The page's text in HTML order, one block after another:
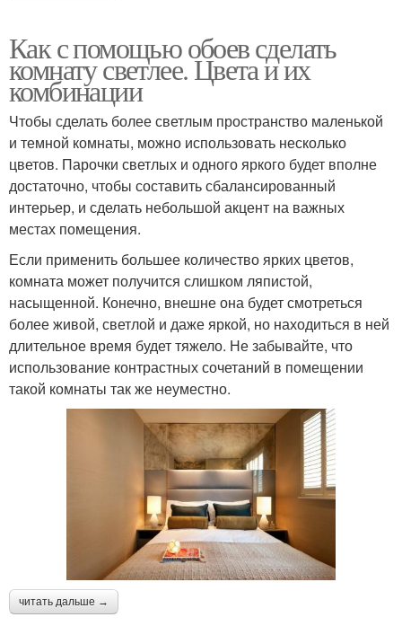
Как с помощью обоев сделать
комнату светлее. Цвета и их
комбинации
Чтобы сделать более светлым пространство маленькой
и темной комнаты, можно использовать несколько
цветов. Парочки светлых и одного яркого будет вполне
достаточно, чтобы составить сбалансированный
интерьер, и сделать небольшой акцент на важных
местах помещения.
Если применить большее количество ярких цветов,
комната может получится слишком ляпистой,
насыщенной. Конечно, внешне она будет смотреться
более живой, светлой и даже яркой, но находиться в ней
длительное время будет тяжело. Не забывайте, что
использование контрастных сочетаний в помещении
такой комнаты так же неуместно.
читать дальше →